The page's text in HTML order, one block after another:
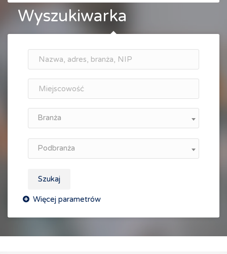
Wyszukiwarka
Branża
Podbranża
Szukaj